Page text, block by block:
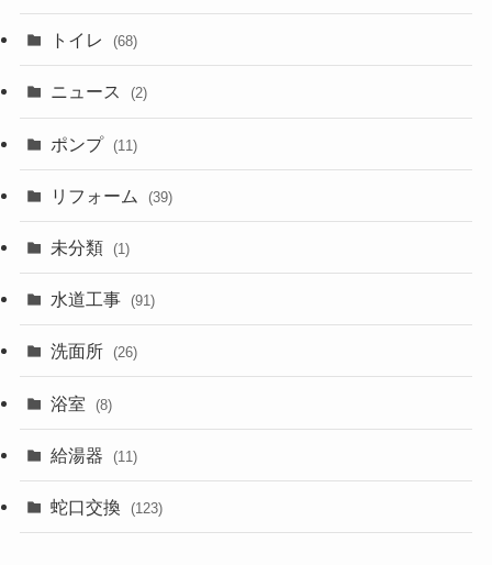
トイレ (68)
ニュース (2)
ポンプ (11)
リフォーム (39)
未分類 (1)
水道工事 (91)
洗面所 (26)
浴室 (8)
給湯器 (11)
蛇口交換 (123)